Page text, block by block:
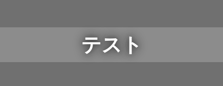
テスト